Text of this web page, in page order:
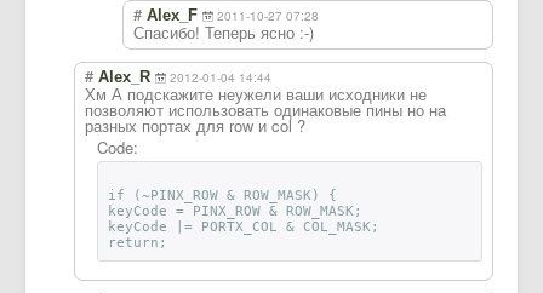
# Alex_F 2011-10-27 07:28
Спасибо! Теперь ясно :-)
# Alex_R 2012-01-04 14:44
Хм А подскажите неужели ваши исходники не
позволяют использовать одинаковые пины но на
разных портах для row и col ?
Code:
if (~PINX_ROW & ROW_MASK) {
keyCode = PINX_ROW & ROW_MASK;
keyCode |= PORTX_COL & COL_MASK;
return;